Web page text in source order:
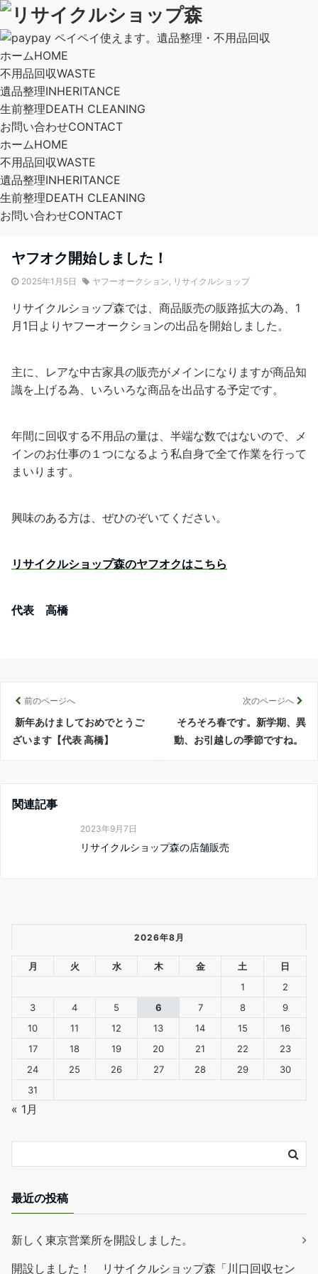
ホームHOME
不用品回収WASTE
遺品整理INHERITANCE
生前整理DEATH CLEANING
お問い合わせCONTACT
ホームHOME
不用品回収WASTE
遺品整理INHERITANCE
生前整理DEATH CLEANING
お問い合わせCONTACT
ヤフオク開始しました！
2025年1月5日 ヤフーオークション, リサイクルショップ
リサイクルショップ森では、商品販売の販路拡大の為、1
月1日よりヤフーオークションの出品を開始しました。
主に、レアな中古家具の販売がメインになりますが商品知
識を上げる為、いろいろな商品を出品する予定です。
年間に回収する不用品の量は、半端な数ではないので、メ
インのお仕事の１つになるよう私自身で全て作業を行って
まいります。
興味のある方は、ぜひのぞいてください。
リサイクルショップ森のヤフオクはこちら
代表 高橋
前のページへ
新年あけましておめでとうご
ざいます【代表 高橋】
次のページへ
そろそろ春です。新学期、異
動、お引越しの季節ですね。
関連記事
2023年9月7日
リサイクルショップ森の店舗販売
2026年8月
月 火 水 木 金 土
日
1
2
3
4 5 6 7 8
9
10
11 12 13 14 15
16
17
18 19 20 21 22
23
24
25 26 27 28 29
30
31
« 1月
最近の投稿
新しく東京営業所を開設しました。
開設しました！ リサイクルショップ森「川口回収セン